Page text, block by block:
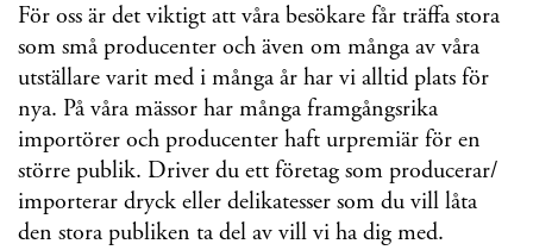
För oss är det viktigt att våra besökare får träffa stora
som små producenter och även om många av våra
utställare varit med i många år har vi alltid plats för
nya. På våra mässor har många framgångsrika
importörer och producenter haft urpremiär för en
större publik. Driver du ett företag som producerar/
importerar dryck eller delikatesser som du vill låta
den stora publiken ta del av vill vi ha dig med.